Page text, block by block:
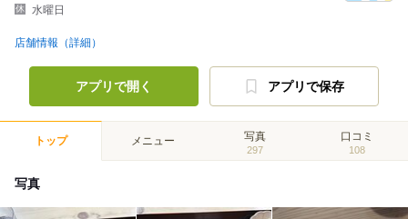
水曜日
店舗情報（詳細）
アプリで開く アプリで保存
トップ メニュー 写真
297
口コミ
108
写真